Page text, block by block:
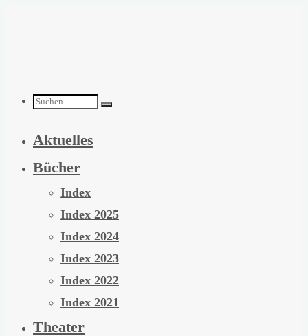
Suchen
nach:
Aktuelles
Bücher
Index
Index 2025
Index 2024
Index 2023
Index 2022
Index 2021
Theater